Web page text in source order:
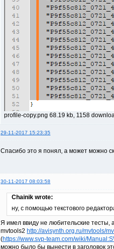
profile-copy.png 68.19 kb, 1158
29-11-2017 15:23:35
Спасибо это я понял, а может можно
30-11-2017 08:03:58
Chainik wrote:
ну, с помощью текстового
Я имел ввиду не любительские тесты,
mvtools2 http://avisynth.org.ru/mvtools/
(https://www.svp-team.com/wiki/
можно было бы вынести в заголовок